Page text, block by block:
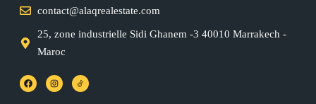
contact@alaqrealestate.com
25, zone industrielle Sidi Ghanem -3 40010 Marrakech -
Maroc